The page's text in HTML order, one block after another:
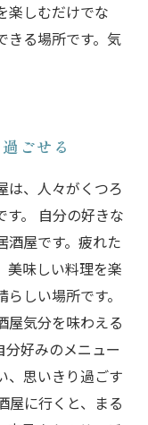
楽しむだけでな
きる場所です。気
ごせる
は、人々がくつろ
す。 自分の好きな
酒屋です。疲れた
美味しい料理を楽
しい場所です。
屋気分を味わえる
好みのメニュー
、思いきり過ごす
屋に行くと、まる